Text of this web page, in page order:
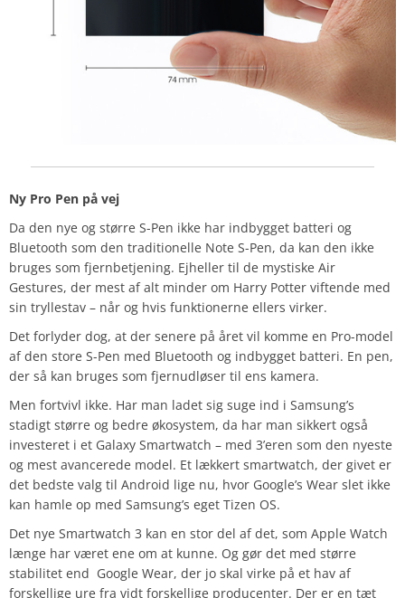
Ny Pro Pen på vej
Da den nye og større S-Pen ikke har indbygget batteri og
Bluetooth som den traditionelle Note S-Pen, da kan den ikke
bruges som fjernbetjening. Ejheller til de mystiske Air
Gestures, der mest af alt minder om Harry Potter viftende med
sin tryllestav – når og hvis funktionerne ellers virker.
Det forlyder dog, at der senere på året vil komme en Pro-model
af den store S-Pen med Bluetooth og indbygget batteri. En pen,
der så kan bruges som fjernudløser til ens kamera.
Men fortvivl ikke. Har man ladet sig suge ind i Samsung’s
stadigt større og bedre økosystem, da har man sikkert også
investeret i et Galaxy Smartwatch – med 3’eren som den nyeste
og mest avancerede model. Et lækkert smartwatch, der givet er
det bedste valg til Android lige nu, hvor Google’s Wear slet ikke
kan hamle op med Samsung’s eget Tizen OS.
Det nye Smartwatch 3 kan en stor del af det, som Apple Watch
længe har været ene om at kunne. Og gør det med større
stabilitet end Google Wear, der jo skal virke på et hav af
forskellige ure fra vidt forskellige producenter. Der er en tæt